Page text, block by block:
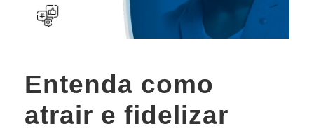
Entenda como
atrair e fidelizar